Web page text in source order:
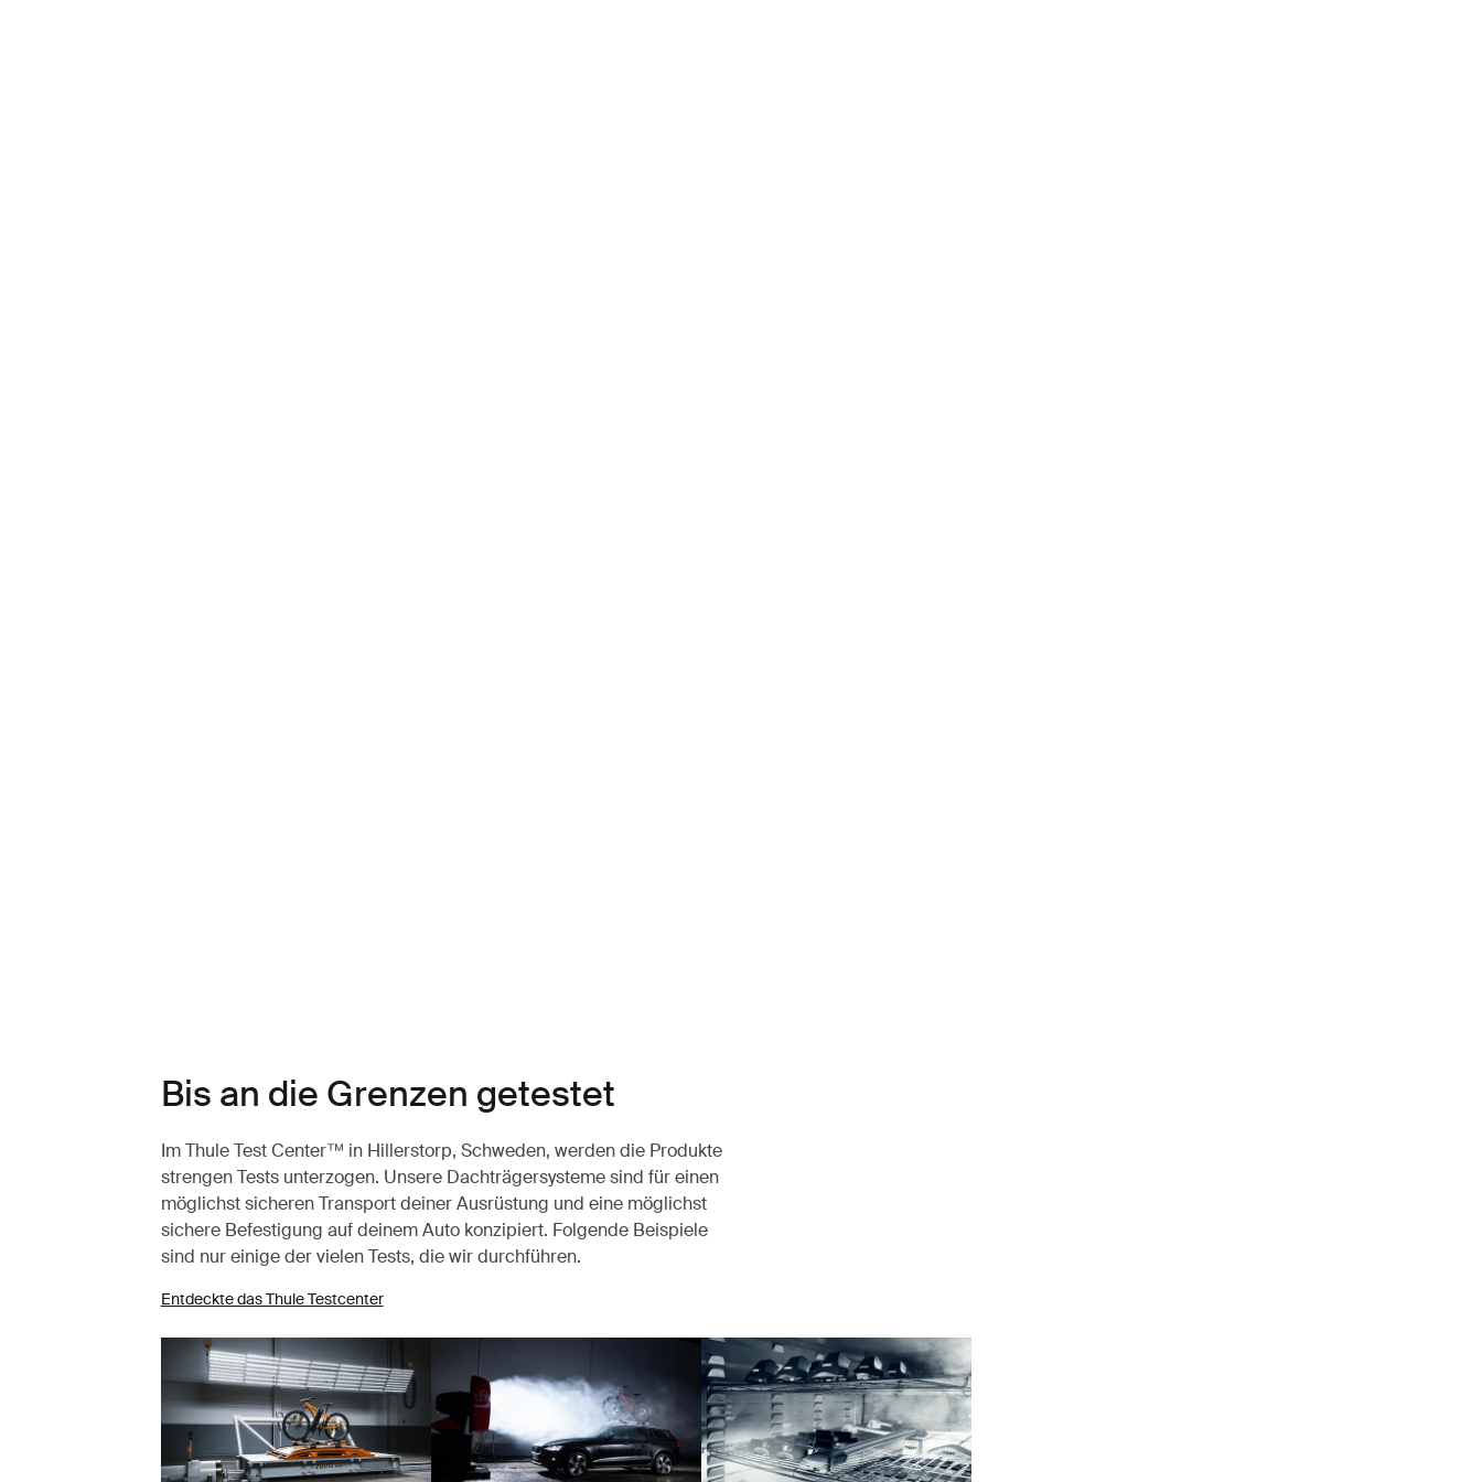
Bis an die Grenzen getestet
Im Thule Test Center™ in Hillerstorp, Schweden, werden die Produkte
strengen Tests unterzogen. Unsere Dachträgersysteme sind für einen
möglichst sicheren Transport deiner Ausrüstung und eine möglichst
sichere Befestigung auf deinem Auto konzipiert. Folgende Beispiele
sind nur einige der vielen Tests, die wir durchführen.
Entdeckte das Thule Testcenter